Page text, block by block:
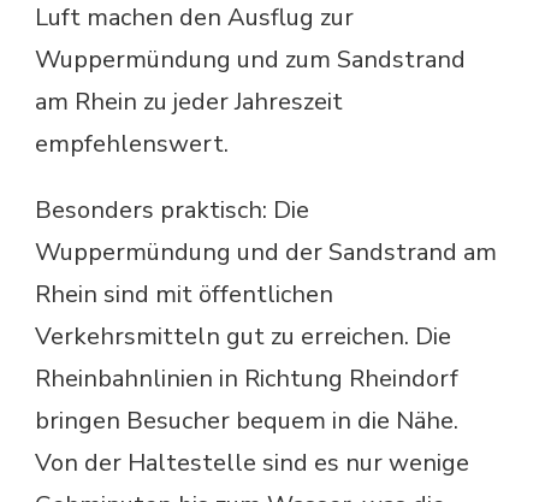
Luft machen den Ausflug zur
Wuppermündung und zum Sandstrand
am Rhein zu jeder Jahreszeit
empfehlenswert.
Besonders praktisch: Die
Wuppermündung und der Sandstrand am
Rhein sind mit öffentlichen
Verkehrsmitteln gut zu erreichen. Die
Rheinbahnlinien in Richtung Rheindorf
bringen Besucher bequem in die Nähe.
Von der Haltestelle sind es nur wenige